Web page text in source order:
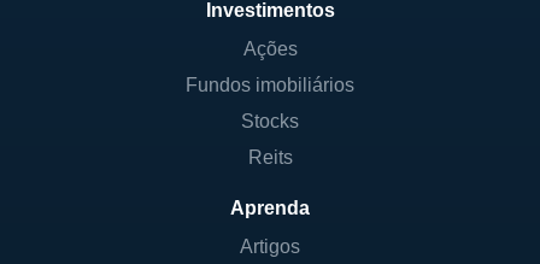
Investimentos
Ações
Fundos imobiliários
Stocks
Reits
Aprenda
Artigos